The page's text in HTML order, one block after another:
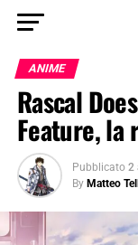
ANIME
Rascal
Feature, la
Pubblicato 2
By Matteo